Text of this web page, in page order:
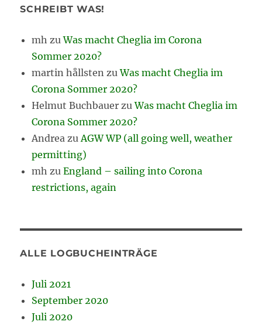
SCHREIBT WAS!
mh zuWas macht Cheglia im Corona
Sommer 2020?
martin hållsten zuWas macht Cheglia im
Corona Sommer 2020?
Helmut Buchbauer zuWas macht Cheglia im
Corona Sommer 2020?
Andrea zu AGW WP (all going well, weather
permitting)
mh zuEngland – sailing into Corona
restrictions, again
ALLE LOGBUCHEINTRÄGE
Juli 2021
September 2020
Juli 2020